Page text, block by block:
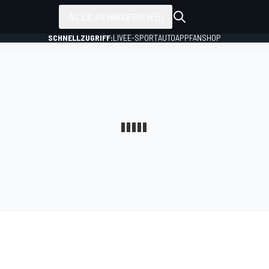
SCHNELLZUGRIFF:LIVEE-SPORTAUTOAPPFANSHOP